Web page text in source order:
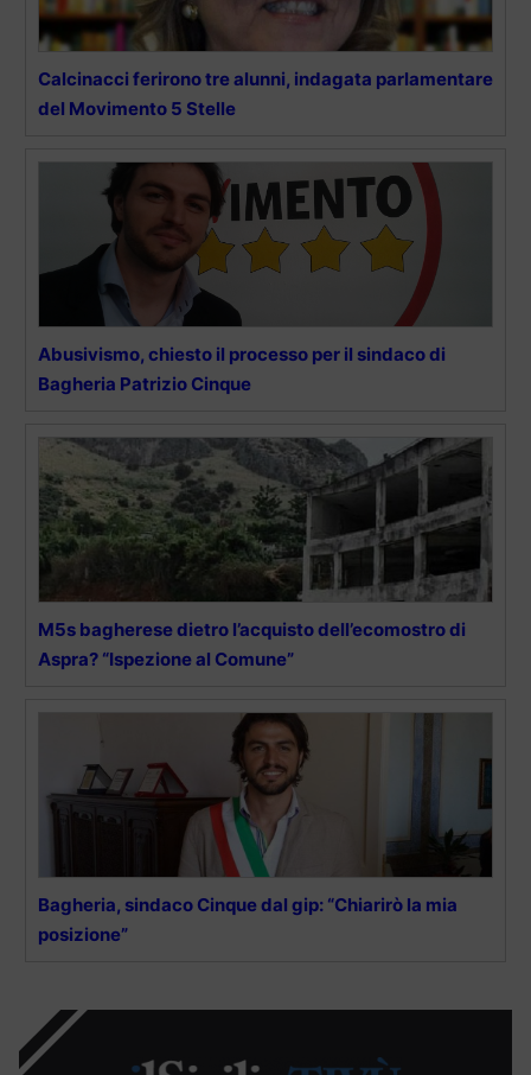
Calcinacci ferirono tre alunni, indagata parlamentare
del Movimento 5 Stelle
Abusivismo, chiesto il processo per il sindaco di
Bagheria Patrizio Cinque
M5s bagherese dietro l’acquisto dell’ecomostro di
Aspra? “Ispezione al Comune”
Bagheria, sindaco Cinque dal gip: “Chiarirò la mia
posizione”